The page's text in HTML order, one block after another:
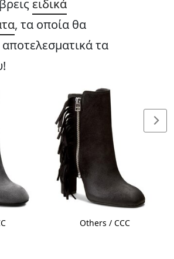
ειδικά
, τα οποία θα
τα
Others / CCC